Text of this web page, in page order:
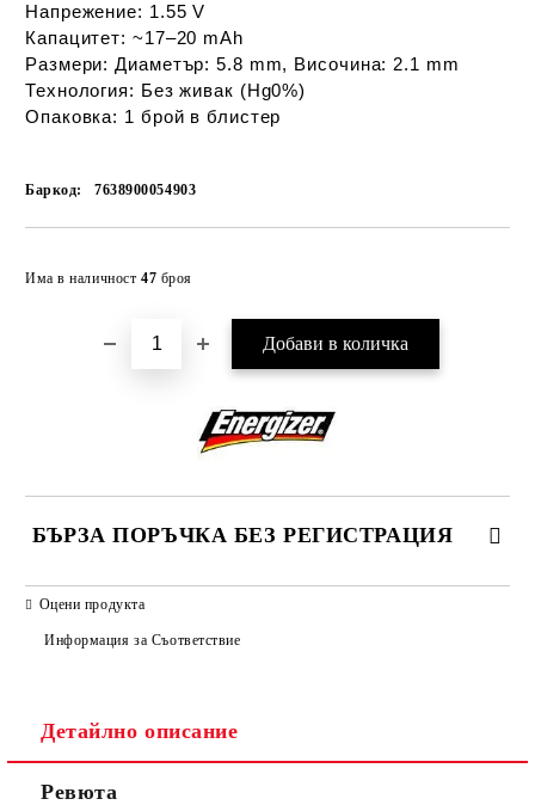
Напрежение: 1.55 V
Капацитет: ~17–20 mAh
Размери: Диаметър: 5.8 mm, Височина: 2.1 mm
Технология: Без живак (Hg0%)
Опаковка: 1 брой в блистер
Баркод: 7638900054903
Има в наличност 47 броя
БЪРЗА ПОРЪЧКА БЕЗ РЕГИСТРАЦИЯ
Съгласен съм с
Ние ще се свържем с вас в рамките на работния ден.
Оцени продукта
Информация за Съответствие
Детайлно описание
Ревюта